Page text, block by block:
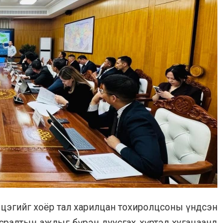
хоёр тал харилцан тохиролцсоны үндсэн